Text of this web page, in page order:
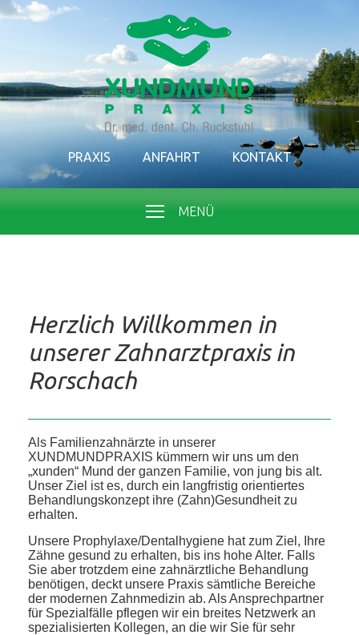
PRAXIS ANFAHRT KONTAKT
MENÜ
Herzlich Willkommen in
unserer Zahnarztpraxis in
Rorschach
Als Familienzahnärzte in unserer
XUNDMUNDPRAXIS kümmern wir uns um den
„xunden“ Mund der ganzen Familie, von jung bis alt.
Unser Ziel ist es, durch ein langfristig orientiertes
Behandlungskonzept ihre (Zahn)Gesundheit zu
erhalten.
Unsere Prophylaxe/Dentalhygiene hat zum Ziel, Ihre
Zähne gesund zu erhalten, bis ins hohe Alter. Falls
Sie aber trotzdem eine zahnärztliche Behandlung
benötigen, deckt unsere Praxis sämtliche Bereiche
der modernen Zahnmedizin ab. Als Ansprechpartner
für Spezialfälle pflegen wir ein breites Netzwerk an
spezialisierten Kollegen, an die wir Sie für sehr